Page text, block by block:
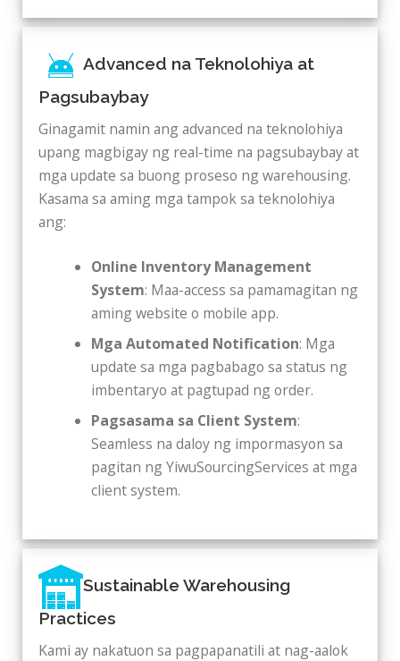
Advanced na Teknolohiya at
Pagsubaybay
Ginagamit namin ang advanced na teknolohiya
upang magbigay ng real-time na pagsubaybay at
mga update sa buong proseso ng warehousing.
Kasama sa aming mga tampok sa teknolohiya
ang:
Online Inventory Management
System: Maa-access sa pamamagitan ng
aming website o mobile app.
Mga Automated Notification: Mga
update sa mga pagbabago sa status ng
imbentaryo at pagtupad ng order.
Pagsasama sa Client System:
Seamless na daloy ng impormasyon sa
pagitan ng YiwuSourcingServices at mga
client system.
Sustainable Warehousing
Practices
Kami ay nakatuon sa pagpapanatili at nag-aalok